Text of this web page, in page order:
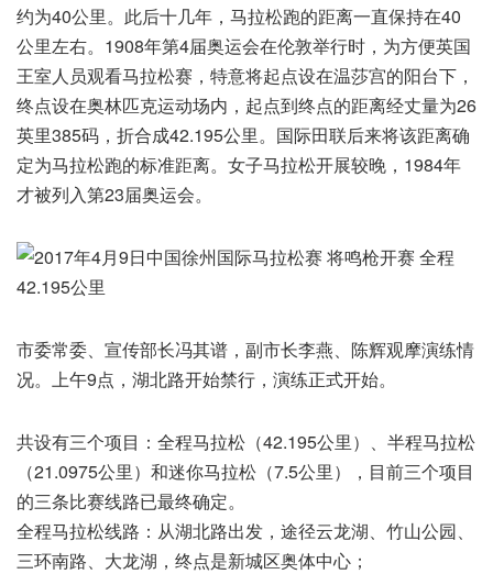
约为40公里。此后十几年，马拉松跑的距离一直保持在40
公里左右。1908年第4届奥运会在伦敦举行时，为方便英国
王室人员观看马拉松赛，特意将起点设在温莎宫的阳台下，
终点设在奥林匹克运动场内，起点到终点的距离经丈量为26
英里385码，折合成42.195公里。国际田联后来将该距离确
定为马拉松跑的标准距离。女子马拉松开展较晚，1984年
才被列入第23届奥运会。
市委常委、宣传部长冯其谱，副市长李燕、陈辉观摩演练情
况。上午9点，湖北路开始禁行，演练正式开始。
共设有三个项目：全程马拉松（42.195公里）、半程马拉松
（21.0975公里）和迷你马拉松（7.5公里），目前三个项目
的三条比赛线路已最终确定。
全程马拉松线路：从湖北路出发，途径云龙湖、竹山公园、
三环南路、大龙湖，终点是新城区奥体中心；